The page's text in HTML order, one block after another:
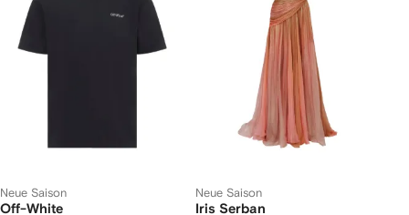
Neue Saison
Off-White
Neue Saison
Iris Serban